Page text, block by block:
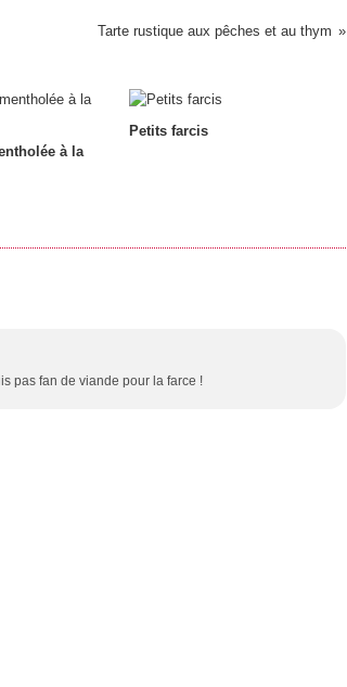
Tarte rustique aux pêches et au thym
à la
Petits farcis
pas fan de viande pour la farce !